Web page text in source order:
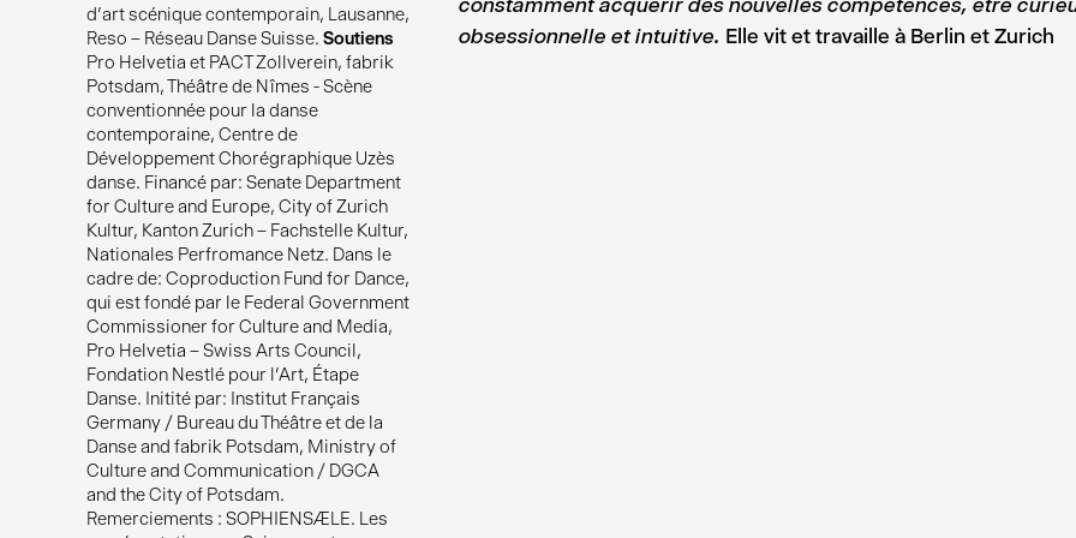
d'art scénique contemporain, Lausanne,
Reso – Réseau Danse Suisse. Soutiens
Pro Helvetia et PACT Zollverein, fabrik
Potsdam, Théâtre de Nîmes - Scène
conventionnée pour la danse
contemporaine, Centre de
Développement Chorégraphique Uzès
danse. Financé par: Senate Department
for Culture and Europe, City of Zurich
Kultur, Kanton Zurich – Fachstelle Kultur,
Nationales Perfromance Netz. Dans le
cadre de: Coproduction Fund for Dance,
qui est fondé par le Federal Government
Commissioner for Culture and Media,
Pro Helvetia – Swiss Arts Council,
Fondation Nestlé pour l'Art, Étape
Danse. Initité par: Institut Français
Germany / Bureau du Théâtre et de la
Danse and fabrik Potsdam, Ministry of
Culture and Communication / DGCA
and the City of Potsdam.
Remerciements : SOPHIENSÆLE. Les
constamment acquérir des nouvelles compétences, être
obsessionnelle et intuitive. Elle vit et travaille à Berlin et Zurich